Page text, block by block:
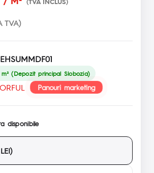
TVA)
(Depozit principal Slobozia)
Panouri marketing
disponibile